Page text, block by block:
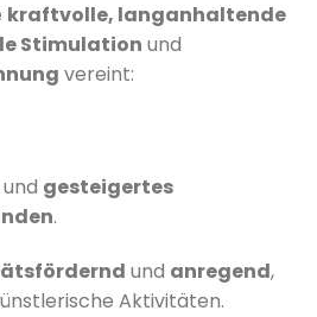
kraftvolle, langanhaltende
Stimulation und
vereint:
gesteigertes
.
und anregend,
Aktivitäten.